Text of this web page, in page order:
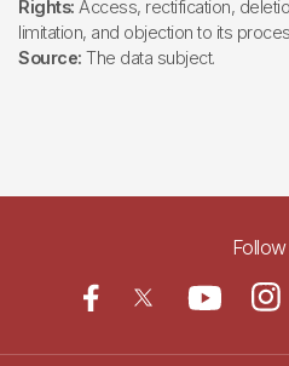
Rights: Access, rectification,
limitation, and objection to its
Source: The data subject.